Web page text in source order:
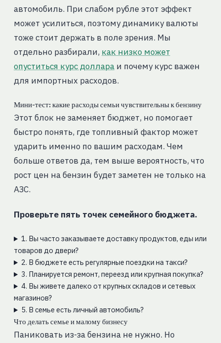
автомобиль. При слабом рубле этот эффект
может усилиться, поэтому динамику валюты
тоже стоит держать в поле зрения. Мы
отдельно разбирали, как низко может
опуститься курс доллараи почему курс важен
для импортных расходов.
Мини-тест: какие расходы семьи чувствительны к бензину
Этот блок не заменяет бюджет, но помогает
быстро понять, где топливный фактор может
ударить именно по вашим расходам. Чем
больше ответов да, тем выше вероятность, что
рост цен на бензин будет заметен не только на
АЗС.
Проверьте пять точек семейного бюджета.
1. Вы часто заказываете доставку продуктов, еды или
товаров до двери?
2. В бюджете есть регулярные поездки на такси?
3. Планируется ремонт, переезд или крупная покупка?
4. Вы живете далеко от крупных складов и сетевых
магазинов?
5. В семье есть личный автомобиль?
Что делать семье и малому бизнесу
Паниковать из-за бензина не нужно. Но